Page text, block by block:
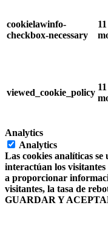
cookielawinfo-
checkbox-necessary
11
viewed_cookie_policy
11
Analytics
Analytics
Las cookies analíticas
interactúan los visitantes
a proporcionar
visitantes, la tasa de
GUARDAR Y